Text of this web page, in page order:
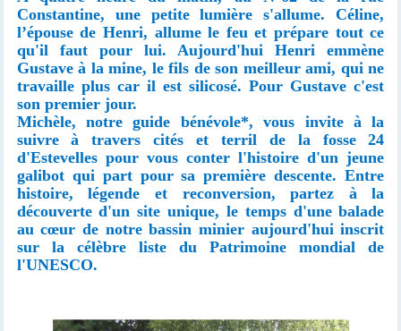
Constantine, une petite lumière s'allume. Céline,
l’épouse de Henri, allume le feu et prépare tout ce
qu'il faut pour lui. Aujourd'hui Henri emmène
Gustave à la mine, le fils de son meilleur ami, qui ne
travaille plus car il est silicosé. Pour Gustave c'est
son premier jour.
Michèle, notre guide bénévole*, vous invite à la
suivre à travers cités et terril de la fosse 24
d'Estevelles pour vous conter l'histoire d'un jeune
galibot qui part pour sa première descente. Entre
histoire, légende et reconversion, partez à la
découverte d'un site unique, le temps d'une balade
au cœur de notre bassin minier aujourd'hui inscrit
sur la célèbre liste du Patrimoine mondial de
l'UNESCO.